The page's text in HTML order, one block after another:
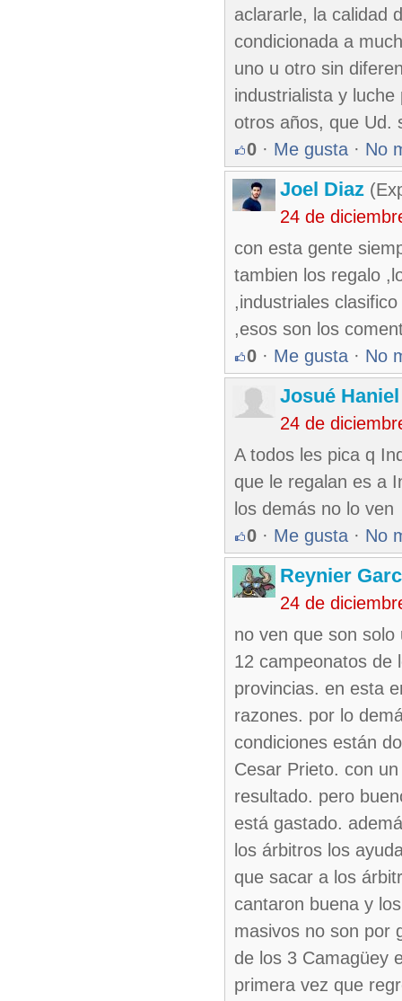
aclararle, la calidad
condicionada a
uno u otro sin
industrialista y
otros años, que Ud.
0 · Me gusta · No
Joel Diaz
24 de
con esta gente
tambien los regalo
,industriales
,esos son los
0 · Me gusta · No
Josué Haniel
24 de
A todos les pica q
que le regalan es a
los demás no lo ven
0 · Me gusta · No
Reynier
24 de
no ven que son
12 campeonatos de
provincias. en esta
razones. por lo
condiciones están
Cesar Prieto. con
resultado. pero
está gastado.
los árbitros los
que sacar a los
cantaron buena y
masivos no son por
de los 3 Camagüey
primera vez que